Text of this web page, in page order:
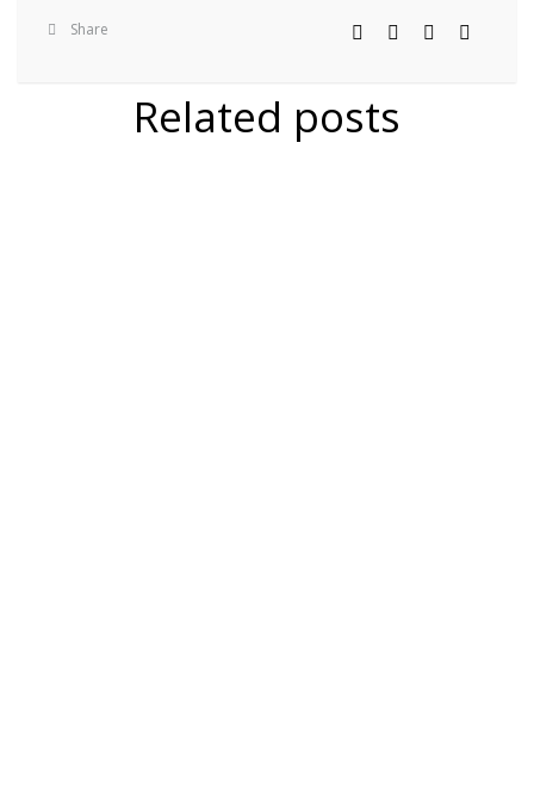
Share
Related posts